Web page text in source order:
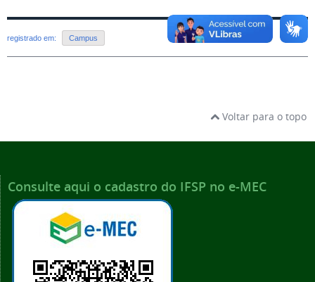
registrado em: Campus
Voltar para o topo
Consulte aqui o cadastro do IFSP no e-MEC